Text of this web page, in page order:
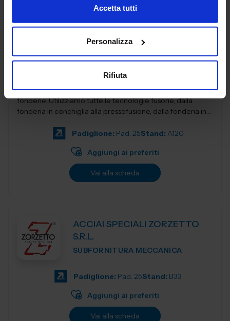
Accetta tutti
Personalizza
Rifiuta
AB FONDERIE ITALIA
SUBFORNITURA MECCANICA
AB Fonderie Italia è il più qualificato network italiano di
fonderie. Utilizziamo tutte le tecnologie fusorie, dalla
fonderia in conchiglia alla pressofusione, dalla fonderia in
Padiglione: Pad. 25Stand: A120
Aggiungi ai preferiti
Vai alla scheda
ACCIAI SPECIALI ZORZETTO
S.R.L.
SUBFORNITURA MECCANICA
Padiglione: Pad. 25Stand: B33
Aggiungi ai preferiti
Vai alla scheda